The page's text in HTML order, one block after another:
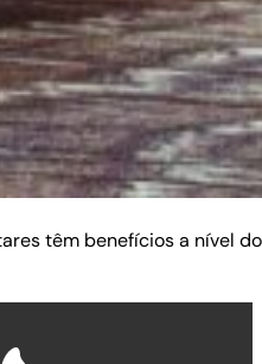
têm benefícios a nível